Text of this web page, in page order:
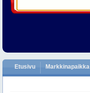
Etusivu Markkinapaikka